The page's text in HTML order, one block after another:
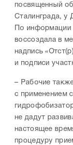
посвященный
Сталинграда, у
По информации
воссоздала в
надпись
и подписи
– Рабочие
с применением
не дадут
настоящее
процедуру